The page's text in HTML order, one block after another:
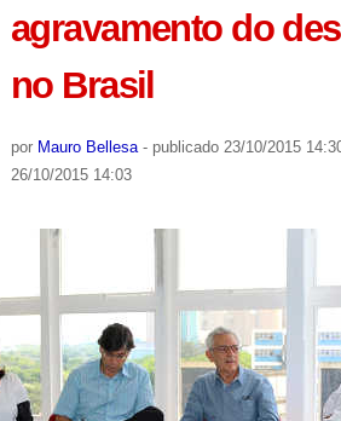
agravamento do
no Brasil
por Mauro Bellesa - publicado23/10/2015
26/10/2015 14:03